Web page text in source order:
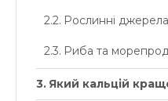
Рослинні
Риба та
Який кальцій